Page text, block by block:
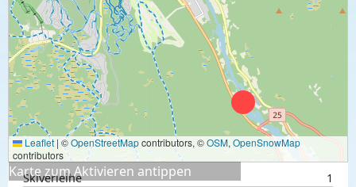
Skiverleihe
1
Leaflet |©OpenStreetMapcontributors, ©OSM, OpenSnowMap
contributors
Karte zum Aktivieren antippen